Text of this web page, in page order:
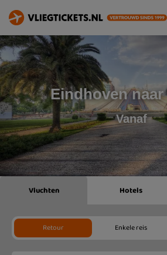
Eindhoven naar
Vanaf